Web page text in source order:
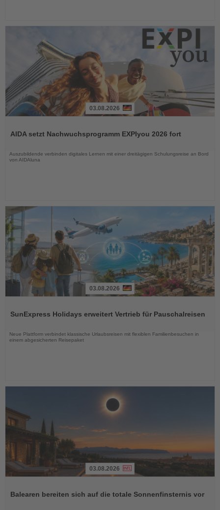
die
03.08.2026
AIDA setzt Nachwuchsprogramm EXPIyou 2026 fort
Auszubildende verbinden digitales Lernen mit einer dreitägigen Schulungsreise an Bord
von AIDAluna
die
03.08.2026
SunExpress Holidays erweitert Vertrieb für Pauschalreisen
Neue Plattform verbindet klassische Urlaubsreisen mit flexiblen Familienbesuchen in
einem abgesicherten Reisepaket
die
03.08.2026
Balearen bereiten sich auf die totale Sonnenfinsternis vor